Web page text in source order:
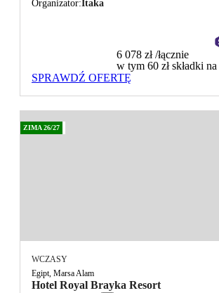
Organizator Itaka
6 078 zł/łącznie
w tym 60 zł składki
SPRAWDŹ OFERTĘ
ZIMA 26/27
WCZASY
Egipt, Marsa Alam
Hotel Royal Brayka Resort